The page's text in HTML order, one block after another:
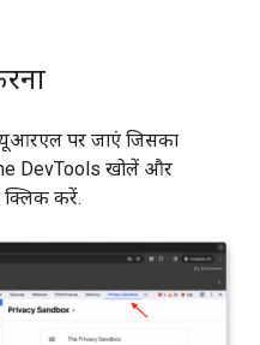
पर जाएं जिसका
DevTools खोलें और
क्लिक करें.